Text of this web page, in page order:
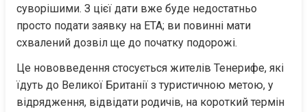
суворішими. З цієї дати вже буде недостатньо
просто подати заявку на ETA; ви повинні мати
схвалений дозвіл ще до початку подорожі.
Це нововведення стосується жителів Тенерифе, які
їдуть до Великої Британії з туристичною метою, у
відрядження, відвідати родичів, на короткий термін